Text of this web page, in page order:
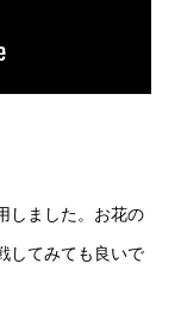
しました。お花の
してみても良いで